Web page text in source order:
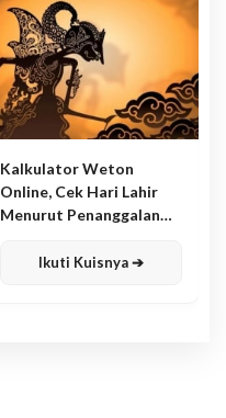
Kalkulator Weton
Online, Cek Hari Lahir
Menurut Penanggalan
Ikuti Kuisnya ➔